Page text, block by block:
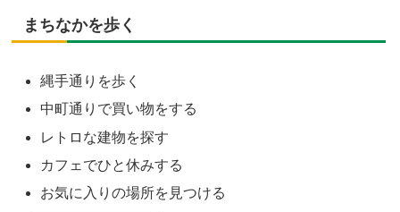
まちなかを歩く
縄手通りを歩く
中町通りで買い物をする
レトロな建物を探す
カフェでひと休みする
お気に入りの場所を見つける